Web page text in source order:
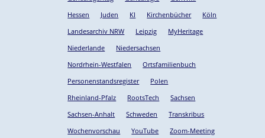
Hessen
Juden KI Kirchenbücher
Köln
Landesarchiv NRW
Leipzig
MyHeritage
Niederlande
Niedersachsen
Nordrhein-Westfalen
Ortsfamilienbuch
Personenstandsregister
Polen
Rheinland-Pfalz
RootsTech
Sachsen
Sachsen-Anhalt
Schweden
Transkribus
Wochenvorschau
YouTube
Zoom-Meeting